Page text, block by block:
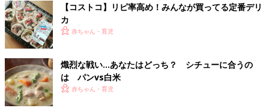
【コストコ】リピ率高め！みんなが買ってる定番デリ
カ
赤ちゃん・育児
熾烈な戦い…あなたはどっち？ シチューに合うの
は パンvs白米
赤ちゃん・育児